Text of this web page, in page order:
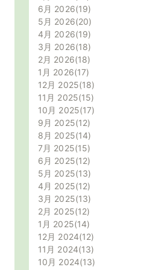
6月 2026 19
5月 2026 20
4月 2026 19
3月 2026 18
2月 2026 18
1月 2026 17
12月 2025 18
11月 2025 15
10月 2025 17
9月 2025 12
8月 2025 14
7月 2025 15
6月 2025 12
5月 2025 13
4月 2025 12
3月 2025 13
2月 2025 12
1月 2025 14
12月 2024 12
11月 2024 13
10月 2024 13